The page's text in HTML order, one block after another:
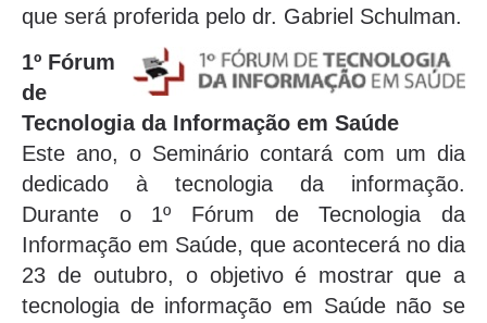
que será proferida pelo dr. Gabriel Schulman.
1º Fórum
de
Tecnologia da Informação em Saúde
Este ano, o Seminário contará com um dia
dedicado à tecnologia da informação.
Durante o 1º Fórum de Tecnologia da
Informação em Saúde, que acontecerá no dia
23 de outubro, o objetivo é mostrar que a
tecnologia de informação em Saúde não se